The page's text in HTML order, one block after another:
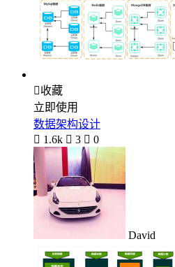
收藏
立即使用
数据架构设计
 1.6k  3  0
David